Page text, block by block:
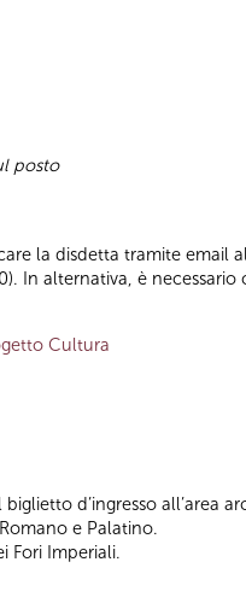
posto
la disdetta tramite email
In alternativa, è
Cultura
d’ingresso all’area
e Palatino.
Fori Imperiali.